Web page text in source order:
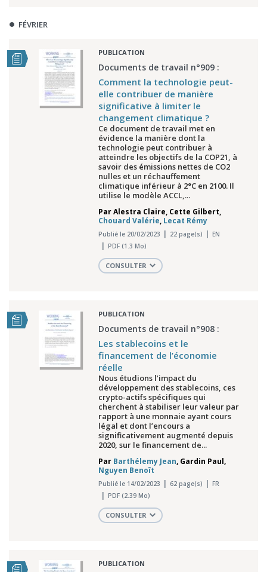
FÉVRIER
PUBLICATION
Documents de travail n°909 :
Comment la technologie peut-
elle contribuer de manière
significative à limiter le
changement climatique ?
Ce document de travail met en
évidence la manière dont la
technologie peut contribuer à
atteindre les objectifs de la COP21, à
savoir des émissions nettes de CO2
nulles et un réchauffement
climatique inférieur à 2°C en 2100. Il
utilise le modèle ACCL,...
ParAlestra Claire, Cette Gilbert,
Chouard Valérie, Lecat Rémy
Publié le 20/02/2023 22 page(s)
EN
PDF (1.3 Mo)
CONSULTER
PUBLICATION
Documents de travail n°908 :
Les stablecoins et le
financement de l’économie
réelle
Nous étudions l’impact du
développement des stablecoins, ces
crypto-actifs spécifiques qui
cherchent à stabiliser leur valeur par
rapport à une monnaie ayant cours
légal et dont l’encours a
significativement augmenté depuis
2020, sur le financement de...
Par Barthélemy Jean, Gardin Paul,
Nguyen Benoît
Publié le 14/02/2023 62 page(s)
FR
PDF (2.39 Mo)
CONSULTER
PUBLICATION